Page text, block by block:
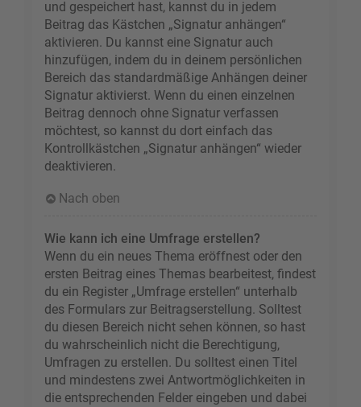
und gespeichert hast, kannst du in jedem
Beitrag das Kästchen „Signatur anhängen“
aktivieren. Du kannst eine Signatur auch
hinzufügen, indem du in deinem persönlichen
Bereich das standardmäßige Anhängen deiner
Signatur aktivierst. Wenn du einen einzelnen
Beitrag dennoch ohne Signatur verfassen
möchtest, so kannst du dort einfach das
Kontrollkästchen „Signatur anhängen“ wieder
deaktivieren.
Nach oben
Wie kann ich eine Umfrage erstellen?
Wenn du ein neues Thema eröffnest oder den
ersten Beitrag eines Themas bearbeitest, findest
du ein Register „Umfrage erstellen“ unterhalb
des Formulars zur Beitragserstellung. Solltest
du diesen Bereich nicht sehen können, so hast
du wahrscheinlich nicht die Berechtigung,
Umfragen zu erstellen. Du solltest einen Titel
und mindestens zwei Antwortmöglichkeiten in
die entsprechenden Felder eingeben und dabei